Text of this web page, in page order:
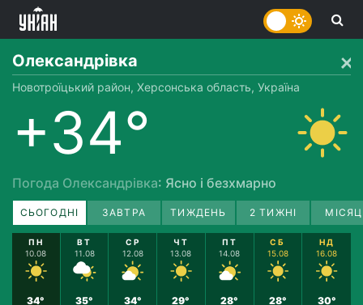
Олександрівка
Новотроїцький район, Херсонська область, Україна
+34°
Погода Олександрівка: Ясно і безхмарно
СЬОГОДНІ ЗАВТРА ТИЖДЕНЬ 2 ТИЖНІ
ПН
10.08
34°
ВТ
11.08
35°
СР
12.08
34°
ЧТ
13.08
29°
ПТ
14.08
28°
СБ
15.08
28°
НД
16.08
30°